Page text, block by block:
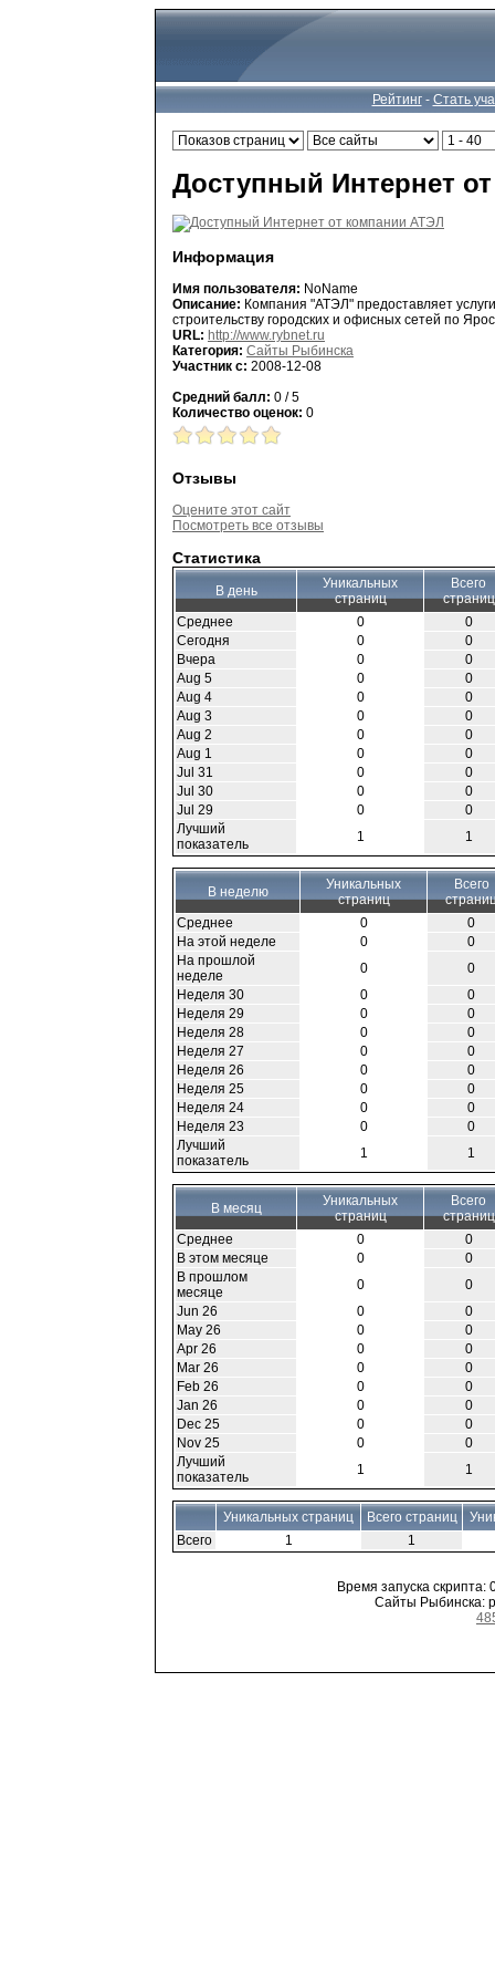
Рейтинг- Стать
Доступный Интернет
Информация
Имя пользователя: NoName
Описание: Компания "АТЭЛ" предоставляет
строительству городских и офисных сетей по
URL: http://www.rybnet.ru
Категория: Сайты Рыбинска
Участник с: 2008-12-08
Средний балл: 0 / 5
Количество оценок: 0
Отзывы
Оцените этот сайт
Посмотреть все отзывы
Статистика
В день
Уникальных
страниц
Всего
страниц
Среднее
0
0
Сегодня
0
0
Вчера
0
0
Aug 5
0
0
Aug 4
0
0
Aug 3
0
0
Aug 2
0
0
Aug 1
0
0
Jul 31
0
0
Jul 30
0
0
Jul 29
0
0
Лучший
показатель
1 1
В неделю
Уникальных
страниц
Всего
Среднее
0
0
На этой неделе
0
0
На прошлой
неделе
0
0
Неделя 30
0
0
Неделя 29
0
0
Неделя 28
0
0
Неделя 27
0
0
Неделя 26
0
0
Неделя 25
0
0
Неделя 24
0
0
Неделя 23
0
0
Лучший
показатель
1 1
В месяц
Уникальных
страниц
Всего
страниц
Среднее
0
0
В этом месяце
0
0
В прошлом
месяце
0
0
Jun 26
0
0
May 26
0
0
Apr 26
0
0
Mar 26
0
0
Feb 26
0
0
Jan 26
0
0
Dec 25
0
0
Nov 25
0
0
Лучший
показатель
1 1
Уникальных страниц Всего страниц
Всего
1 1
Время запуска скрипта:
Сайты Рыбинска: